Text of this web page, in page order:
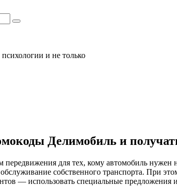
и не только
Делимобиль и
для тех, кому автомобиль нужен
обслуживание собственного транспорта. При
— использовать специальные предложения и